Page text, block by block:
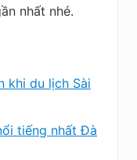
nhất nhé.
khi du lịch Sài
tiếng nhất Đà